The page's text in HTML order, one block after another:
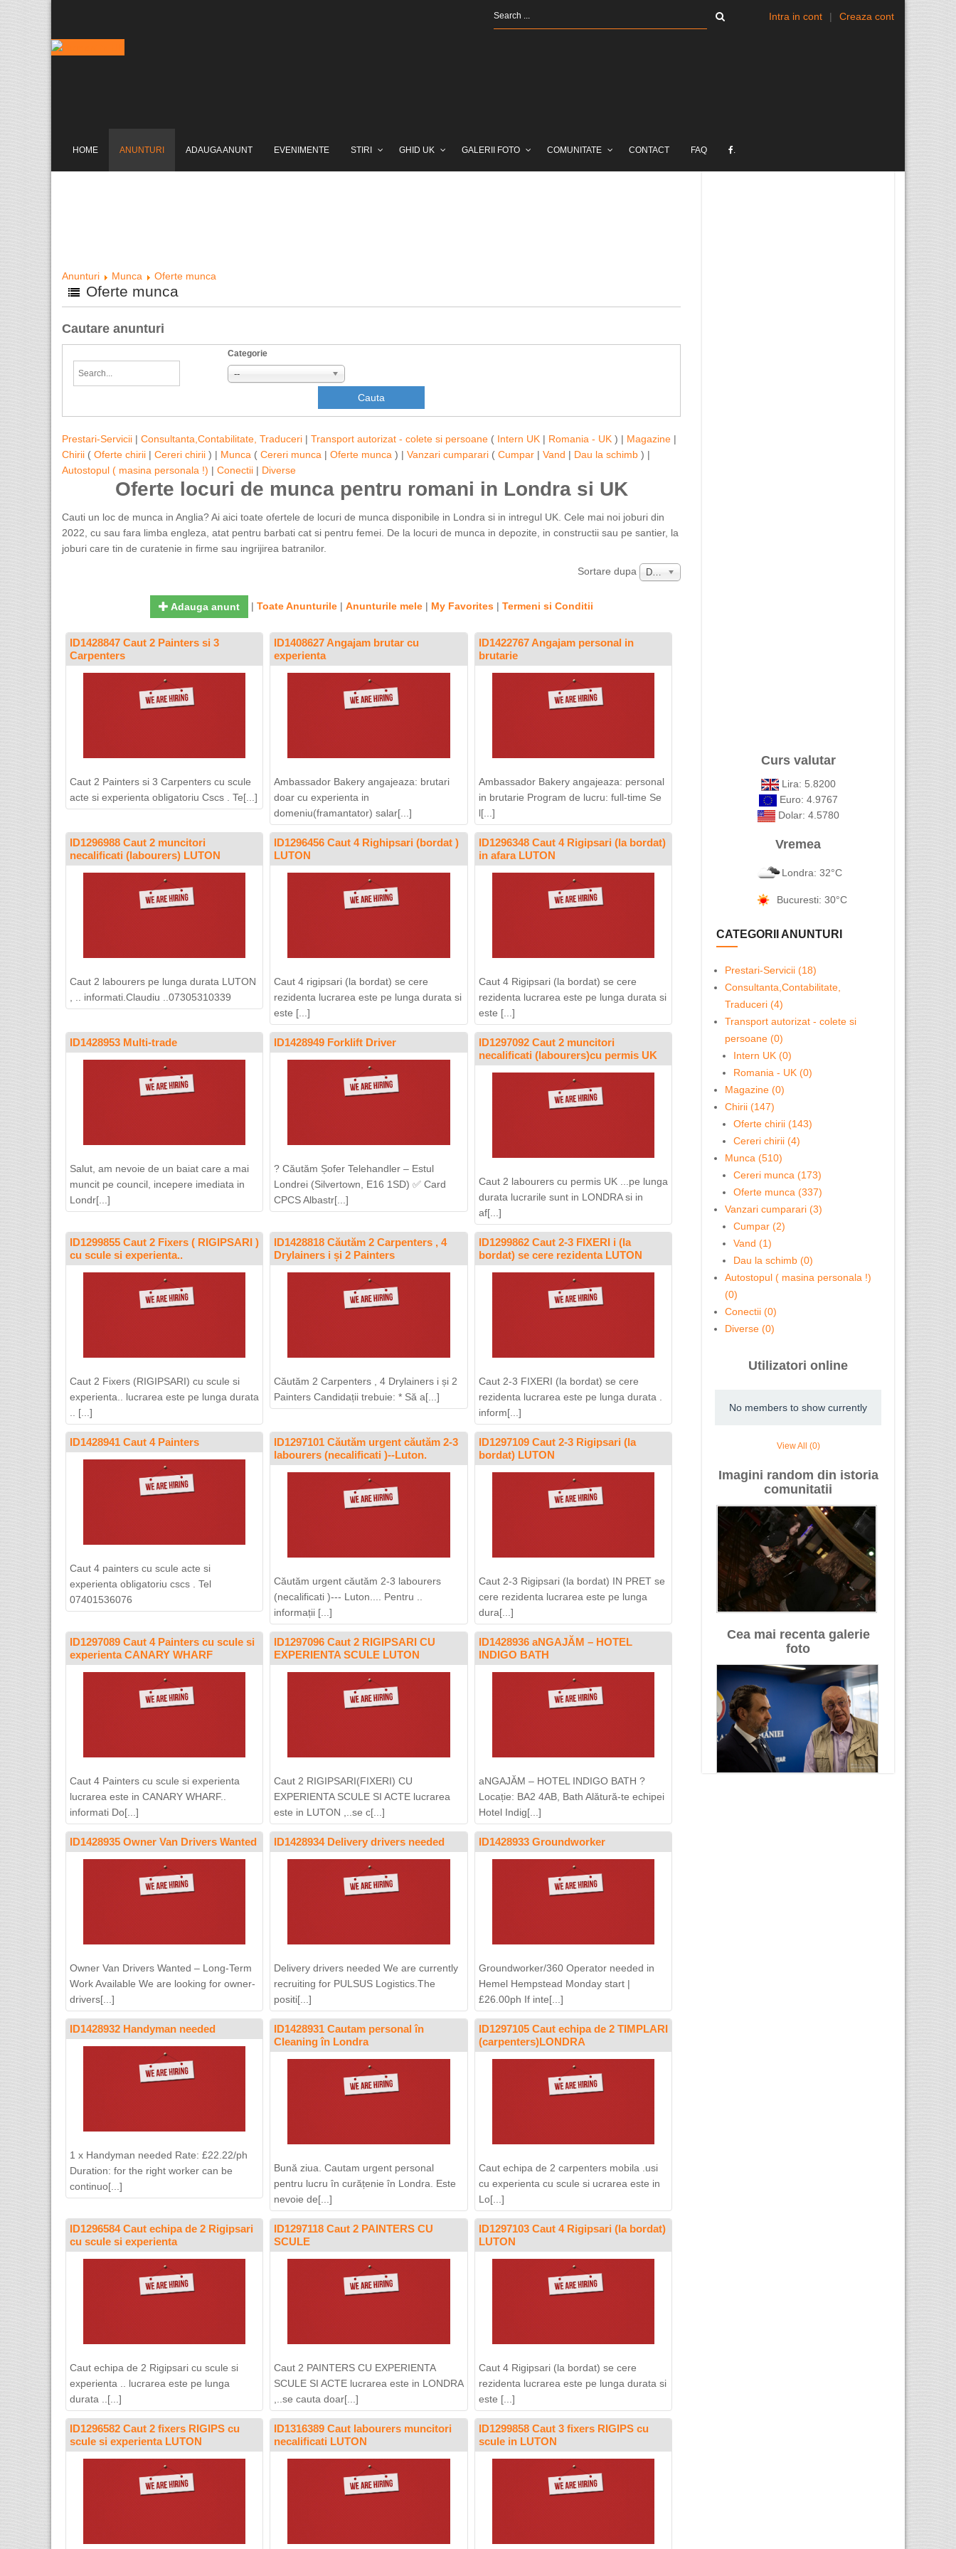
Intra in cont | Creaza cont
HOME ANUNTURI ADAUGA ANUNT EVENIMENTE STIRI GHID UK GALERII FOTO COMUNITATE CONTACT FAQ .
Anunturi Munca Oferte munca
Oferte munca
Cautare anunturi
Categorie
--
Prestari-Servicii | Consultanta,Contabilitate, Traduceri | Transport autorizat - colete si persoane ( Intern UK | Romania - UK ) | Magazine |
Chirii ( Oferte chirii | Cereri chirii ) | Munca ( Cereri munca | Oferte munca ) | Vanzari cumparari ( Cumpar | Vand | Dau la schimb ) |
Autostopul ( masina personala !) | Conectii | Diverse
Oferte locuri de munca pentru romani in Londra si UK
Cauti un loc de munca in Anglia? Ai aici toate ofertele de locuri de munca disponibile in Londra si in intregul UK. Cele mai noi joburi din
2022, cu sau fara limba engleza, atat pentru barbati cat si pentru femei. De la locuri de munca in depozite, in constructii sau pe santier, la
joburi care tin de curatenie in firme sau ingrijirea batranilor.
Sortare dupa Data
Adauga anunt | Toate Anunturile| Anunturile mele| My Favorites| Termeni si Conditii
ID1428847 Caut 2 Painters si 3
Carpenters
Caut 2 Painters si 3 Carpenters cu scule
acte si experienta obligatoriu Cscs . Te[...]
ID1408627 Angajam brutar cu
experienta
Ambassador Bakery angajeaza: brutari
doar cu experienta in
domeniu(framantator) salar[...]
ID1422767 Angajam personal in
brutarie
Ambassador Bakery angajeaza: personal
in brutarie Program de lucru: full-time Se
l[...]
ID1296988 Caut 2 muncitori
necalificati (labourers) LUTON
Caut 2 labourers pe lunga durata LUTON
, .. informati.Claudiu ..07305310339
ID1296456 Caut 4 Righipsari (bordat )
LUTON
Caut 4 rigipsari (la bordat) se cere
rezidenta lucrarea este pe lunga durata si
este [...]
ID1296348 Caut 4 Rigipsari (la bordat)
in afara LUTON
Caut 4 Rigipsari (la bordat) se cere
rezidenta lucrarea este pe lunga durata si
este [...]
ID1428953 Multi-trade
Salut, am nevoie de un baiat care a mai
muncit pe council, incepere imediata in
Londr[...]
ID1428949 Forklift Driver
? Căutăm Șofer Telehandler – Estul
Londrei (Silvertown, E16 1SD) ✅ Card
CPCS Albastr[...]
ID1297092 Caut 2 muncitori
necalificati (labourers)cu permis UK
Caut 2 labourers cu permis UK ...pe lunga
durata lucrarile sunt in LONDRA si in
af[...]
ID1299855 Caut 2 Fixers ( RIGIPSARI )
cu scule si experienta..
Caut 2 Fixers (RIGIPSARI) cu scule si
experienta.. lucrarea este pe lunga durata
.. [...]
ID1428818 Căutăm 2 Carpenters , 4
Drylainers i și 2 Painters
Căutăm 2 Carpenters , 4 Drylainers i și 2
Painters Candidații trebuie: * Să a[...]
ID1299862 Caut 2-3 FIXERI i (la
bordat) se cere rezidenta LUTON
Caut 2-3 FIXERI (la bordat) se cere
rezidenta lucrarea este pe lunga durata .
inform[...]
ID1428941 Caut 4 Painters
Caut 4 painters cu scule acte si
experienta obligatoriu cscs . Tel
07401536076
ID1297101 Căutăm urgent căutăm 2-3
labourers (necalificati )--Luton.
Căutăm urgent căutăm 2-3 labourers
(necalificati )--- Luton.... Pentru ..
informații [...]
ID1297109 Caut 2-3 Rigipsari (la
bordat) LUTON
Caut 2-3 Rigipsari (la bordat) IN PRET se
cere rezidenta lucrarea este pe lunga
dura[...]
ID1297089 Caut 4 Painters cu scule si
experienta CANARY WHARF
Caut 4 Painters cu scule si experienta
lucrarea este in CANARY WHARF..
informati Do[...]
ID1297096 Caut 2 RIGIPSARI CU
EXPERIENTA SCULE LUTON
Caut 2 RIGIPSARI(FIXERI) CU
EXPERIENTA SCULE SI ACTE lucrarea
este in LUTON ,..se c[...]
ID1428936 aNGAJĂM – HOTEL
INDIGO BATH
aNGAJĂM – HOTEL INDIGO BATH ?
Locație: BA2 4AB, Bath Alătură-te echipei
Hotel Indig[...]
ID1428935 Owner Van Drivers Wanted
Owner Van Drivers Wanted – Long-Term
Work Available We are looking for owner-
drivers[...]
ID1428934 Delivery drivers needed
Delivery drivers needed We are currently
recruiting for PULSUS Logistics.The
positi[...]
ID1428933 Groundworker
Groundworker/360 Operator needed in
Hemel Hempstead Monday start |
£26.00ph If inte[...]
ID1428932 Handyman needed
1 x Handyman needed Rate: £22.22/ph
Duration: for the right worker can be
continuo[...]
ID1428931 Cautam personal în
Cleaning în Londra
Bună ziua. Cautam urgent personal
pentru lucru în curățenie în Londra. Este
nevoie de[...]
ID1297105 Caut echipa de 2 TIMPLARI
(carpenters)LONDRA
Caut echipa de 2 carpenters mobila .usi
cu experienta cu scule si ucrarea este in
Lo[...]
ID1296584 Caut echipa de 2 Rigipsari
cu scule si experienta
Caut echipa de 2 Rigipsari cu scule si
experienta .. lucrarea este pe lunga
durata ..[...]
ID1297118 Caut 2 PAINTERS CU
SCULE
Caut 2 PAINTERS CU EXPERIENTA
SCULE SI ACTE lucrarea este in LONDRA
,..se cauta doar[...]
ID1297103 Caut 4 Rigipsari (la bordat)
LUTON
Caut 4 Rigipsari (la bordat) se cere
rezidenta lucrarea este pe lunga durata si
este [...]
ID1296582 Caut 2 fixers RIGIPS cu
scule si experienta LUTON
ID1316389 Caut labourers muncitori
necalificati LUTON
ID1299858 Caut 3 fixers RIGIPS cu
scule in LUTON
Curs valutar
Lira: 5.8200
Euro: 4.9767
Dolar: 4.5780
Vremea
Londra: 32°C
Bucuresti: 30°C
CATEGORII ANUNTURI
Prestari-Servicii (18)
Consultanta,Contabilitate,
Traduceri (4)
Transport autorizat - colete si
persoane (0)
Intern UK (0)
Romania - UK (0)
Magazine (0)
Chirii (147)
Oferte chirii (143)
Cereri chirii (4)
Munca (510)
Cereri munca (173)
Oferte munca (337)
Vanzari cumparari (3)
Cumpar (2)
Vand (1)
Dau la schimb (0)
Autostopul ( masina personala !)
(0)
Conectii (0)
Diverse (0)
Utilizatori online
No members to show currently
View All (0)
Imagini random din istoria
comunitatii
Cea mai recenta galerie
foto